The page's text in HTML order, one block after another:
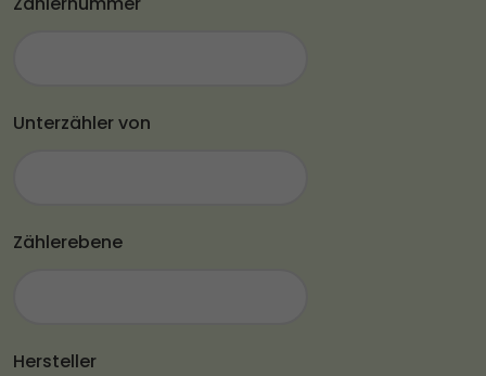
Unterzähler von
Zählerebene
Hersteller